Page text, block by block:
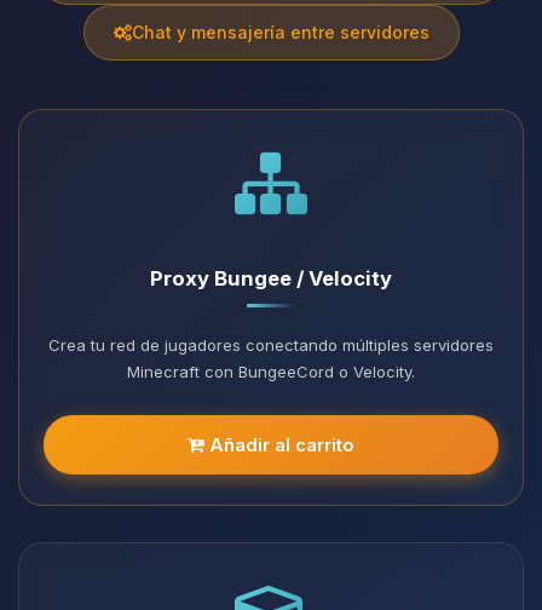
Chat y mensajería entre servidores
Proxy Bungee / Velocity
Crea tu red de jugadores conectando múltiples servidores
Minecraft con BungeeCord o Velocity.
Añadir al carrito